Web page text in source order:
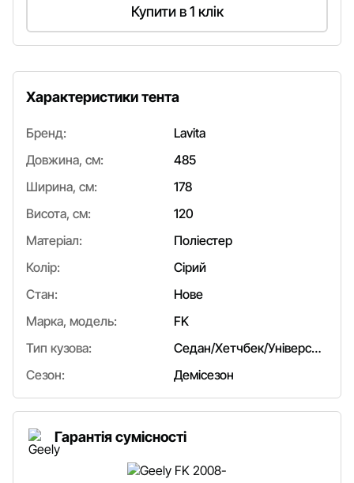
Купити в 1 клік
Характеристики тента
Бренд:
Lavita
Довжина, см:
485
Ширина, см:
178
Висота, см:
120
Матеріал:
Поліестер
Колір:
Сірий
Стан:
Нове
Марка, модель:
FK
Тип кузова:
Седан/Хетчбек/Універсал
Сезон:
Демісезон
Гарантія сумісності